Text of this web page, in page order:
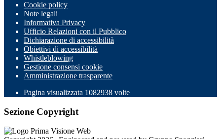
Cookie policy
Note legali
Informativa Privacy
Ufficio Relazioni con il Pubblico
Dichiarazione di accessibilità
Obiettivi di accessibilità
Whistleblowing
Gestione consensi cookie
Amministrazione trasparente
Pagina visualizzata 1082938 volte
Sezione Copyright